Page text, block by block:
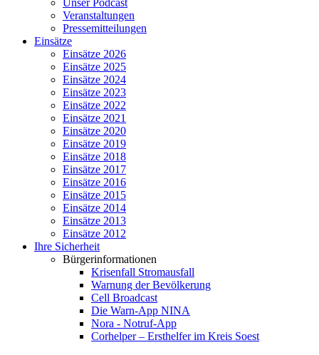
Unser Podcast
Veranstaltungen
Pressemitteilungen
Einsätze
Einsätze 2026
Einsätze 2025
Einsätze 2024
Einsätze 2023
Einsätze 2022
Einsätze 2021
Einsätze 2020
Einsätze 2019
Einsätze 2018
Einsätze 2017
Einsätze 2016
Einsätze 2015
Einsätze 2014
Einsätze 2013
Einsätze 2012
Ihre Sicherheit
Bürgerinformationen
Krisenfall Stromausfall
Warnung der Bevölkerung
Cell Broadcast
Die Warn-App NINA
Nora - Notruf-App
Corhelper – Ersthelfer im Kreis Soest